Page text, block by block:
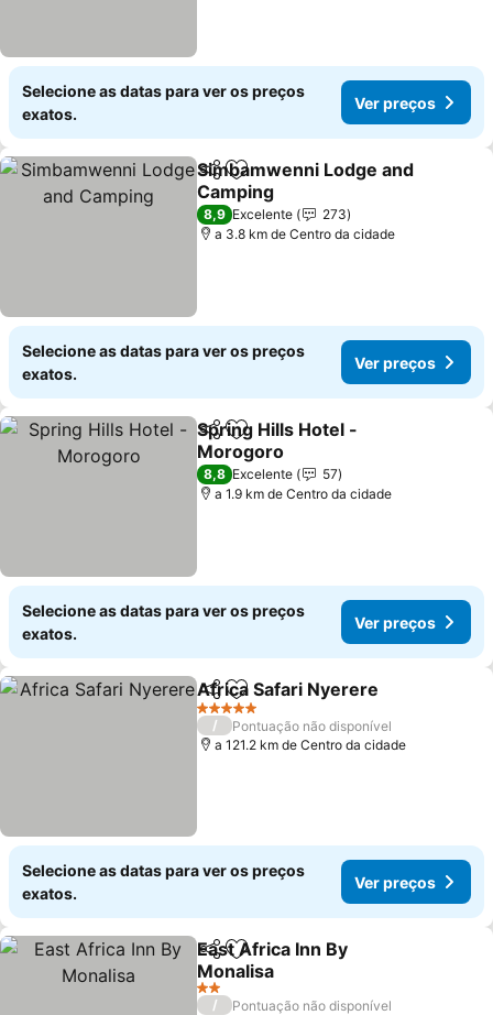
Selecione as datas para ver os preços
exatos.
Ver preços
PartilharAdicionar aos favoritos
Simbamwenni Lodge and
Camping
Ver preços
8,9 Excelente
273
a 3.8 km de Centro da cidade
Selecione as datas para ver os preços
exatos.
Ver preços
PartilharAdicionar aos favoritos
Spring Hills Hotel -
Morogoro
Ver preços
8,8 Excelente
57
a 1.9 km de Centro da cidade
Selecione as datas para ver os preços
exatos.
Ver preços
PartilharAdicionar aos favoritos
Africa Safari Nyerere
5 Estrelas
/
Pontuação não disponível
a 121.2 km de Centro da cidade
Selecione as datas para ver os preços
exatos.
Ver preços
PartilharAdicionar aos favoritos
East Africa Inn By
Monalisa
Ver preços
2 Estrelas
/
Pontuação não disponível